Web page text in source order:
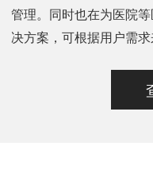
管理。同时也在为医院
决方案，可根据用户需